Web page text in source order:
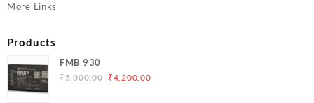
More Links
Products
FMB 930
₹5,000.00 Original
₹4,200.00Current